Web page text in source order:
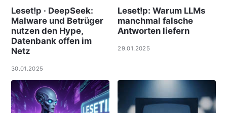
Leset!p · DeepSeek:
Malware und Betrüger
nutzen den Hype,
Datenbank offen im
Netz
30.01.2025
Leset!p: Warum LLMs
manchmal falsche
Antworten liefern
29.01.2025